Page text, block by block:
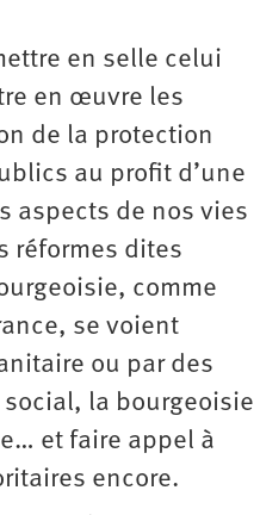
en selle celui
en œuvre les
de la protection
au profit d’une
aspects de nos vies
réformes dites
comme
se voient
ou par des
social, la bourgeoisie
et faire appel à
encore.